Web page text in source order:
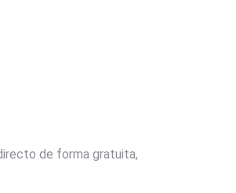
de forma gratuita,